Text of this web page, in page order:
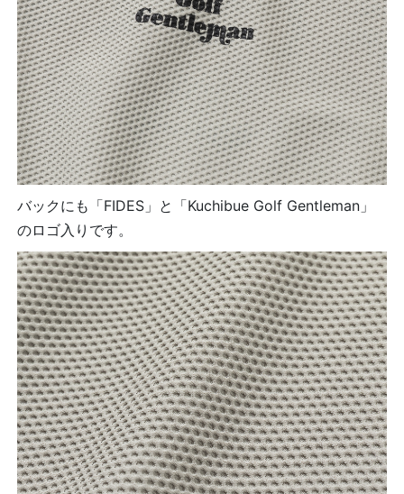
バックにも「FIDES」と「Kuchibue Golf Gentleman」
のロゴ入りです。